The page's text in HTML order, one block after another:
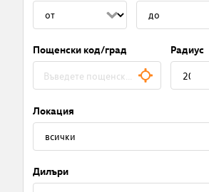
Пощенски код/град Радиус
Локация
Дилъри